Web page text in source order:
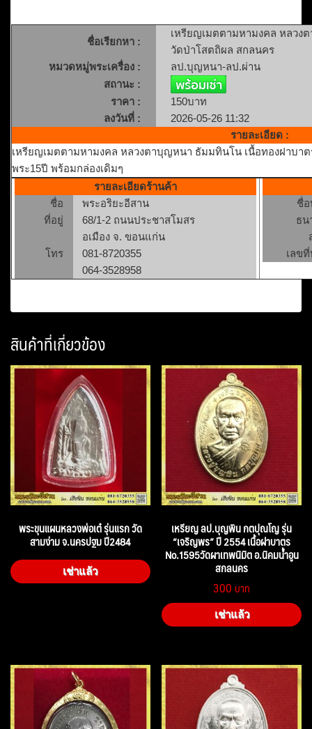
ชื่อเรียกหา :
เหรียญเมตตามหามงคล หลวง
วัดป่าโสตถิผล สกลนคร
หมวดหมู่พระเครื่อง :
ลป.บุญหนา-ลป.ผ่าน
สถานะ :
ราคา :
150บาท
ลงวันที่ :
2026-05-26 11:32
รายละเอียด :
เหรียญเมตตามหามงคล หลวงตาบุญหนา ธัมมทินโน เนื้อทองฝาบา
พระ15ปี พร้อมกล่องเดิมๆ
รายละเอียดร้านค้า
ชื่อ
พระอริยะอีสาน
ที่อยู่
68/1-2 ถนนประชาสโมสร
อเมือง จ. ขอนแก่น
โทร
081-8720355
064-3528958
ชื่
ธน
เลข
สินค้าที่เกี่ยวข้อง
พระขุนแผนหลวงพ่อเต๋ รุ่นแรก วัด
สามง่าม จ.นครปฐม ปี2484
เช่าแล้ว
เหรียญ ลป.บุญพิน กตปุณโญ รุ่น
“เจริญพร” ปี 2554 เนื้อฝาบาตร
No.1595วัดผาเทพนิมิต อ.นิคมน้ำอูน
สกลนคร
300
เช่าแล้ว